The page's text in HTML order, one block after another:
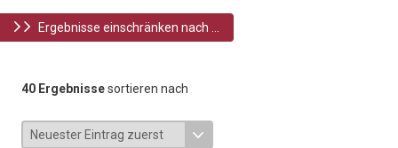
Ergebnisse einschränken nach ...
40 Ergebnissesortieren nach